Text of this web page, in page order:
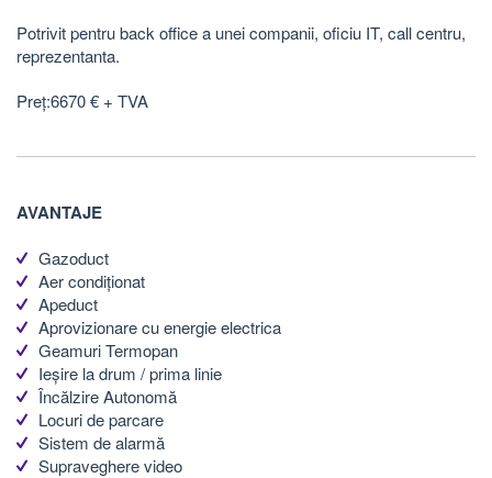
Potrivit pentru back office a unei companii, oficiu IT, call centru,
reprezentanta.
Preț:6670 € + TVA
AVANTAJE
Gazoduct
Aer condiționat
Apeduct
Aprovizionare cu energie electrica
Geamuri Termopan
Ieșire la drum / prima linie
Încălzire Autonomă
Locuri de parcare
Sistem de alarmă
Supraveghere video